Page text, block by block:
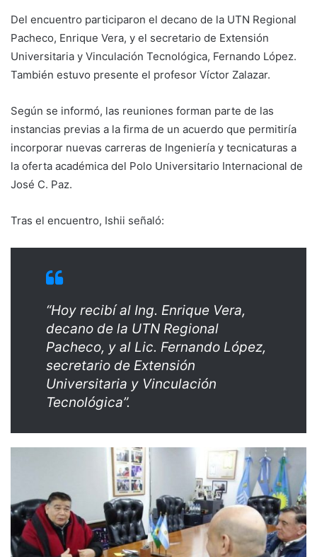
Del encuentro participaron el decano de la UTN Regional
Pacheco, Enrique Vera, y el secretario de Extensión
Universitaria y Vinculación Tecnológica, Fernando López.
También estuvo presente el profesor Víctor Zalazar.
Según se informó, las reuniones forman parte de las
instancias previas a la firma de un acuerdo que permitiría
incorporar nuevas carreras de Ingeniería y tecnicaturas a
la oferta académica del Polo Universitario Internacional de
José C. Paz.
Tras el encuentro, Ishii señaló:
“Hoy recibí al Ing. Enrique Vera,
decano de la UTN Regional
Pacheco, y al Lic. Fernando López,
secretario de Extensión
Universitaria y Vinculación
Tecnológica”.